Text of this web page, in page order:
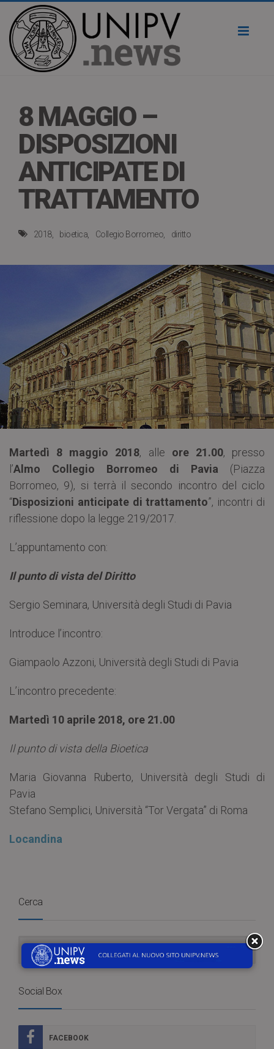
8 MAGGIO –
DISPOSIZIONI
ANTICIPATE DI
TRATTAMENTO
2018 bioetica Collegio Borromeo diritto
Martedì 8 maggio 2018, alle ore 21.00, presso
l’Almo Collegio Borromeo di Pavia (Piazza
Borromeo, 9), si terrà il secondo incontro del ciclo
“Disposizioni anticipate di trattamento”, incontri di
riflessione dopo la legge 219/2017.
L’appuntamento con:
Il punto di vista del Diritto
Sergio Seminara, Università degli Studi di Pavia
Introduce l’incontro:
Giampaolo Azzoni, Università degli Studi di Pavia
L’incontro precedente:
Martedì 10 aprile 2018, ore 21.00
Il punto di vista della Bioetica
Maria Giovanna Ruberto, Università degli Studi di
Pavia
Stefano Semplici, Università “Tor Vergata” di Roma
Locandina
Cerca
Social Box
FACEBOOK